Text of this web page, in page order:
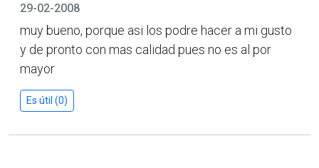
29-02-2008
muy bueno, porque asi los podre hacer a mi gusto
y de pronto con mas calidad pues no es al por
mayor
Es útil (0)